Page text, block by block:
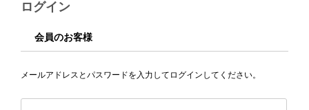
ログイン
会員のお客様
メールアドレスとパスワードを入力してログインしてください。